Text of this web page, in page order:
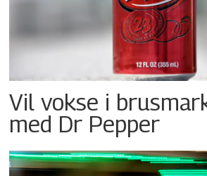
Vil vokse i
med Dr Pepper